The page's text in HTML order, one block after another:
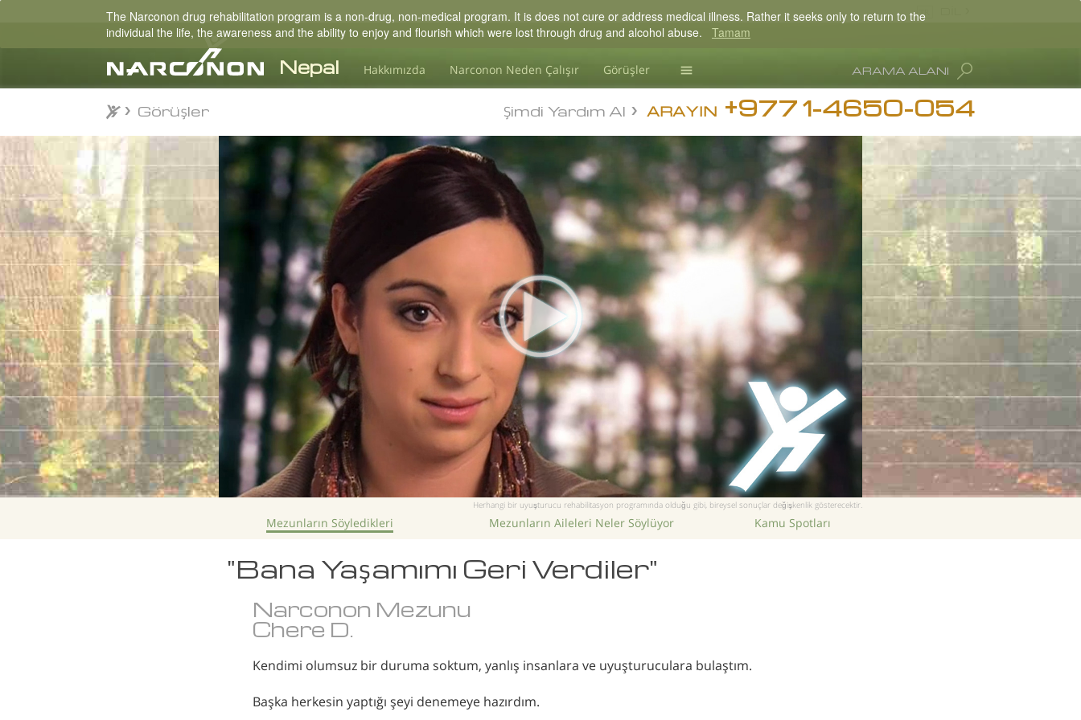
Hakkımızda Narconon Neden Çalışır Görüşler
Madde Bağımlılığı Bilgisi
⨯
ARAMA ALANI
English
Arabic
Tüm Bölgeler/Diller
ARAYIN +977 1-4650-054
Şimdi Yardım Al
Görüşler
Herhangi bir uyuşturucu rehabilitasyon programında olduğu gibi, bireysel sonuçlar değişkenlik gösterecektir.
Mezunların Söyledikleri Mezunların Aileleri Neler Söylüyor Kamu Spotları
"Bana Yaşamımı Geri Verdiler"
Narconon Mezunu
Chere D.
Kendimi olumsuz bir duruma soktum, yanlış insanlara ve uyuşturuculara bulaştım.
Başka herkesin yaptığı şeyi denemeye hazırdım.
Görüşler
The Narconon drug rehabilitation program is a non-drug, non-medical program. It is does not cure or address medical illness. Rather it seeks only to return to the
individual the life, the awareness and the ability to enjoy and flourish which were lost through drug and alcohol abuse. Tamam